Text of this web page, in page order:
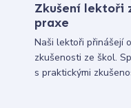
Zkušení lektoři
praxe
Naši lektoři přinášejí
zkušenosti ze škol.
s praktickými